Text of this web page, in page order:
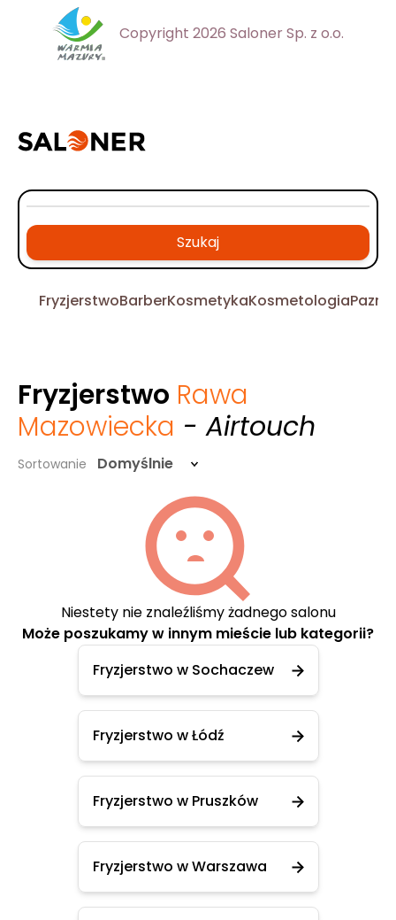
Copyright 2026 Saloner Sp. z o.o.
Szukaj
FryzjerstwoBarberKosmetykaKosmetologia
Fryzjerstwo Rawa
Mazowiecka - Airtouch
Sortowanie Domyślnie
Niestety nie znaleźliśmy żadnego salonu
Może poszukamy w innym mieście lub kategorii?
Fryzjerstwo w Sochaczew
Fryzjerstwo w Łódź
Fryzjerstwo w Pruszków
Fryzjerstwo w Warszawa